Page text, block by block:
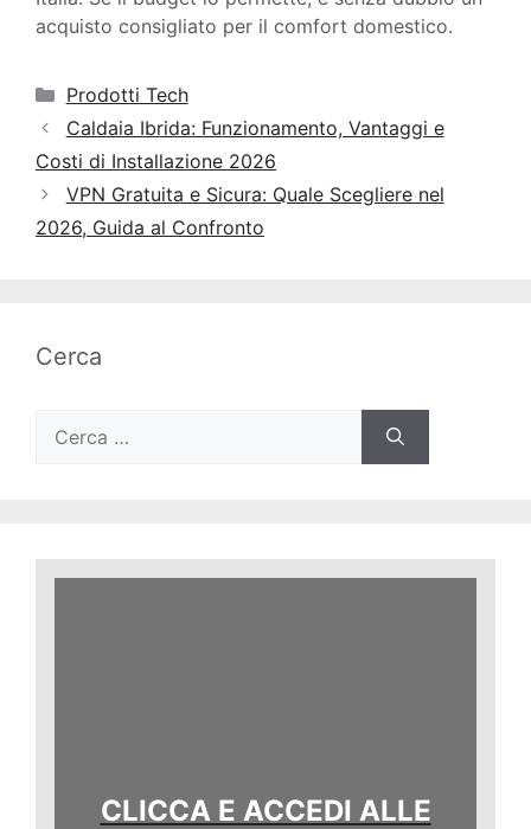
acquisto consigliato per il comfort domestico.
Categorie
Prodotti Tech
Caldaia Ibrida: Funzionamento, Vantaggi e
Costi di Installazione 2026
VPN Gratuita e Sicura: Quale Scegliere nel
2026, Guida al Confronto
Cerca
per:
CLICCA E ACCEDI ALLE